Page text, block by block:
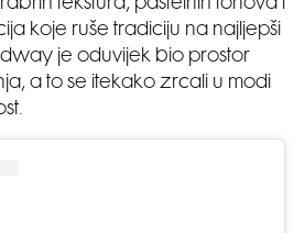
tekstura, pastelnih tonova i
koje ruše tradiciju na najljepši
je oduvijek bio prostor
a to se itekako zrcali u modi